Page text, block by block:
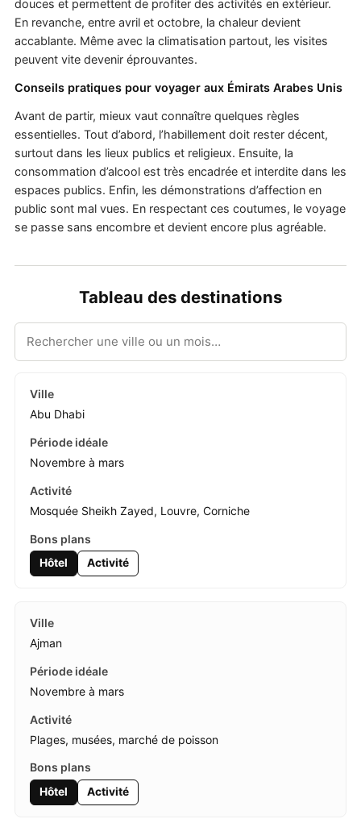
douces et permettent de profiter des activités en extérieur.
En revanche, entre avril et octobre, la chaleur devient
accablante. Même avec la climatisation partout, les visites
peuvent vite devenir éprouvantes.
Conseils pratiques pour voyager aux Émirats Arabes Unis
Avant de partir, mieux vaut connaître quelques règles
essentielles. Tout d’abord, l’habillement doit rester décent,
surtout dans les lieux publics et religieux. Ensuite, la
consommation d’alcool est très encadrée et interdite dans les
espaces publics. Enfin, les démonstrations d’affection en
public sont mal vues. En respectant ces coutumes, le voyage
se passe sans encombre et devient encore plus agréable.
Tableau des destinations
Abu Dhabi
Novembre à mars
Mosquée Sheikh Zayed, Louvre, Corniche
Hôtel Activité
Ajman
Novembre à mars
Plages, musées, marché de poisson
Hôtel Activité